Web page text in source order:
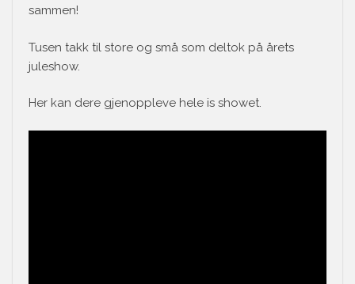
sammen!
Tusen takk til store og små som deltok på årets
juleshow.
Her kan dere gjenoppleve hele is showet.